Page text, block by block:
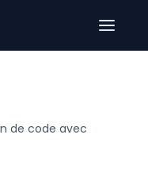
de code avec